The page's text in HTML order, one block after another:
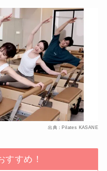
出典：Pilates KASANE
すすめ！